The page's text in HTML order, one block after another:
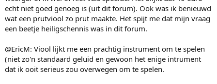
echt niet goed genoeg is (uit dit forum). Ook was ik benieuwd
wat een prutviool zo prut maakte. Het spijt me dat mijn vraag
een beetje heiligschennis was in dit forum.
@EricM: Viool lijkt me een prachtig instrument om te spelen
(niet zo'n standaard geluid en gewoon het enige intrument
dat ik ooit serieus zou overwegen om te spelen.